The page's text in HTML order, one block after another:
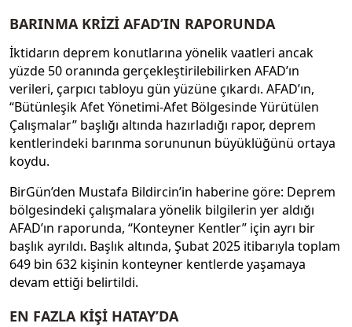
BARINMA KRİZİ AFAD’IN RAPORUNDA
İktidarın deprem konutlarına yönelik vaatleri ancak
yüzde 50 oranında gerçekleştirilebilirken AFAD’ın
verileri, çarpıcı tabloyu gün yüzüne çıkardı. AFAD’ın,
“Bütünleşik Afet Yönetimi-Afet Bölgesinde Yürütülen
Çalışmalar” başlığı altında hazırladığı rapor, deprem
kentlerindeki barınma sorununun büyüklüğünü ortaya
koydu.
BirGün’den Mustafa Bildircin’in haberine göre: Deprem
bölgesindeki çalışmalara yönelik bilgilerin yer aldığı
AFAD’ın raporunda, “Konteyner Kentler” için ayrı bir
başlık ayrıldı. Başlık altında, Şubat 2025 itibarıyla toplam
649 bin 632 kişinin konteyner kentlerde yaşamaya
devam ettiği belirtildi.
EN FAZLA KİŞİ HATAY’DA